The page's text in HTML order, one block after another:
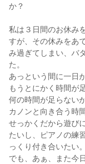
か？
私は３日間のお休み
すが、その休みをあ
み過ぎてしまい、バ
た。
あっという間に一日
もうとにかく時間が
何の時間が足らない
カノンと向き合う時
せっかくだから遊び
たいし、ピアノの練
っくり付き合いたい。
でも、あぁ、また今